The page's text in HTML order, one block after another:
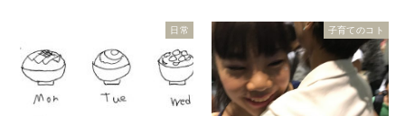
日常 子育てのコト